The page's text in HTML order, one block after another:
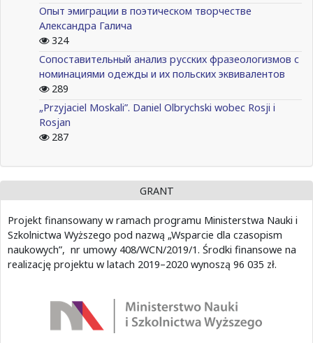
Опыт эмиграции в поэтическом творчестве
Александра Галича
324
Сопоставительный анализ русских фразеологизмов с
номинациями одежды и их польских эквивалентов
289
„Przyjaciel Moskali”. Daniel Olbrychski wobec Rosji i
Rosjan
287
GRANT
Projekt finansowany w ramach programu Ministerstwa Nauki i
Szkolnictwa Wyższego pod nazwą „Wsparcie dla czasopism
naukowych”, nr umowy 408/WCN/2019/1. Środki finansowe na
realizację projektu w latach 2019–2020 wynoszą 96 035 zł.